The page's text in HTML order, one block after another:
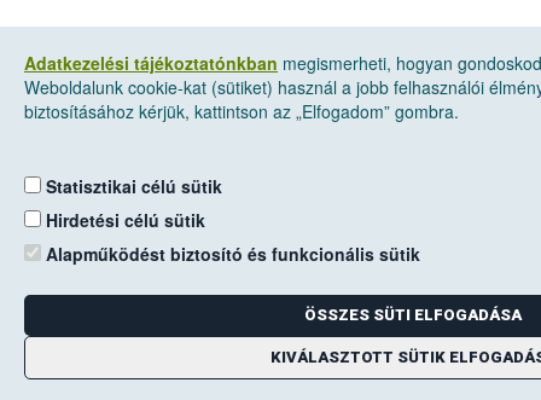
Adatkezelési tájékoztatónkban megismerheti, hogyan
Weboldalunk cookie-kat (sütiket) használ a jobb felhasználói
biztosításához kérjük, kattintson az „Elfogadom” gombra.
Statisztikai célú sütik
Hirdetési célú sütik
Alapműködést biztosító és funkcionális sütik
ÖSSZES SÜTI ELFOGADÁSA
KIVÁLASZTOTT SÜTIK